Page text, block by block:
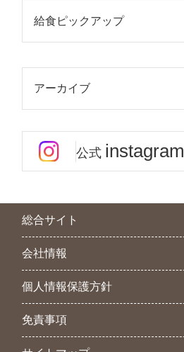
給食ピックアップ
アーカイブ
公式 instagram
総合サイト
会社情報
個人情報保護方針
免責事項